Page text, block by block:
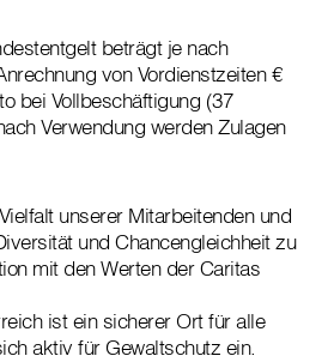
beträgt je nach
von Vordienstzeiten €
bei Vollbeschäftigung (37
Verwendung werden Zulagen
unserer Mitarbeitenden und
und Chancengleichheit zu
mit den Werten der Caritas
ist ein sicherer Ort für alle
aktiv für Gewaltschutz ein.